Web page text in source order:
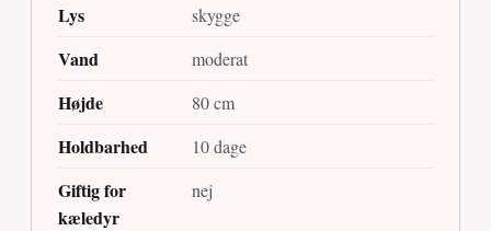
Lys skygge
Vand moderat
Højde 80 cm
Holdbarhed 10 dage
Giftig for
kæledyr
nej